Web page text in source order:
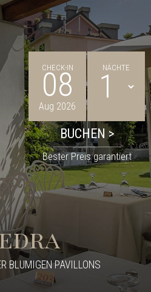
CHECK-IN
08
Aug 2026
NÄCHTE
Bester Preis garantiert
BLUMIGEN PAVILLONS